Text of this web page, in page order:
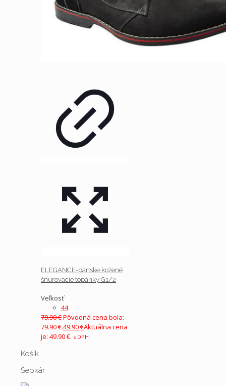
ELEGANCE-pánske kožené
šnurovacie topánky G1/2
Veľkosť
44
79.90€Pôvodná cena bola:
79.90 €.49.90€Aktuálna cena
je: 49.90 €. s DPH
Košík
Šepkár